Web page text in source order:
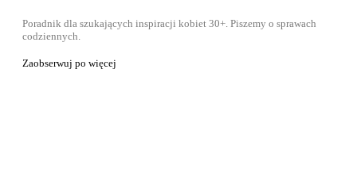
Poradnik dla szukających inspiracji kobiet 30+. Piszemy o sprawach
codziennych.
Zaobserwuj po więcej